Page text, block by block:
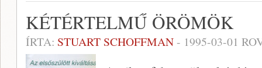
KÉTÉRTELMŰ ÖRÖMÖK
ÍRTA: STUART SCHOFFMAN- 1995-03-01